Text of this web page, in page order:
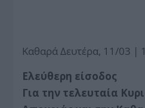
Καθαρά Δευτέρα, 11/03 |
Ελεύθερη είσοδος
Για την τελευταία